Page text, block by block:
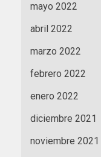
mayo 2022
abril 2022
marzo 2022
febrero 2022
enero 2022
diciembre 2021
noviembre 2021